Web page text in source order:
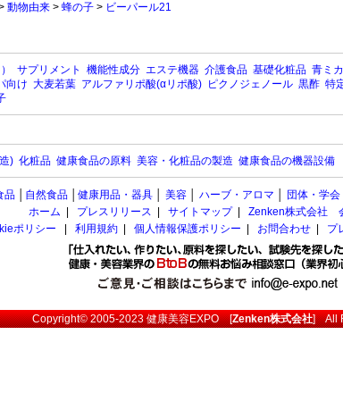
動物由来 > 蜂の子 > ビーパール21
サプリメント 機能性成分 エステ機器 介護食品 基礎化粧品 青ミ
向け 大麦若葉 アルファリポ酸(αリポ酸) ピクノジェノール 黒酢 特
) 化粧品 健康食品の原料 美容・化粧品の製造 健康食品の機器設備
品 自然食品 健康用品・器具 美容 ハーブ・アロマ 団体・学会
ホーム
プレスリリース サイトマップ| Zenken株式会社
ポリシー
利用規約 個人情報保護ポリシー お問合わせ プ
Copyright© 2005-2023健康美容EXPO[Zenken株式会社] All